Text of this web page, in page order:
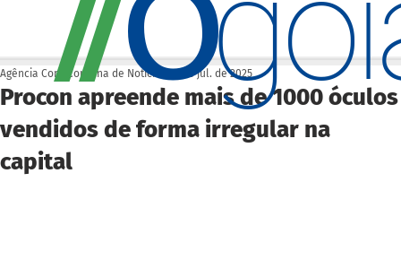
Procon apreende mais de 1000 óculos
vendidos de forma irregular na
capital
Agência Cora Coralina de Notícias 18 de jul. de 2025